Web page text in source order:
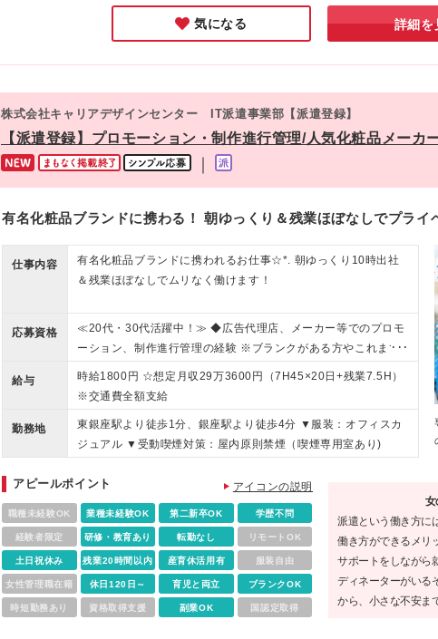
気になる 詳細を
株式会社キャリアデザインセンター IT派遣事業部【派遣登録】
【派遣登録】プロモーション・制作進行管理/人気化粧品メー
有名化粧品ブランドに携わる！ 朝ゆっくり＆残業ほぼなしでプライ
仕事内容
有名化粧品ブランドに携われるお仕事☆*. 朝ゆっくり10時出社
＆残業ほぼなしでムリなく働けます！
応募資格
≪20代・30代活躍中！≫ ◆広告代理店、メーカー等でのプロモ
ーション、制作進行管理の経験 ※ブランクがある方やこれまで
のご経験に自信がない方も、まずはお気軽にご応募ください！
※ご経歴をなるべく詳細に記載いただけると、面談までがスムー
ズです！
給与
時給1800円 ☆想定月収29万3600円（7H45×20日+残業7.5H）
※交通費全額支給
勤務地
東銀座駅より徒歩1分、銀座駅より徒歩4分 ▼服装：オフィスカ
ジュアル ▼受動喫煙対策：屋内原則禁煙（喫煙専用室あり)
アピールポイント アイコンの説明
職種未経験OK 業種未経験OK 第二新卒OK 学歴不問
経験者限定 研修・教育あり 転勤なし リモートOK
土日祝休み 残業20時間以内 産育休活用有 服装自由
女性管理職在籍 休日120日～ 育児と両立 ブランクOK
時短勤務あり 資格取得支援 副業OK 国認定取得
女
派遣という働き方に
働き方ができるメリ
サポートをしながら
ディネーターがいる
から、小さな不安ま